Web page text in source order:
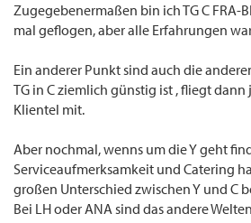
Zugegebenermaßen bin ich TG C FRA-
mal geflogen, aber alle Erfahrungen
Ein anderer Punkt sind auch die
TG in C ziemlich günstig ist , fliegt
Klientel mit.
Aber nochmal, wenns um die Y geht
Serviceaufmerksamkeit und Catering
großen Unterschied zwischen Y und C
Bei LH oder ANA sind das andere